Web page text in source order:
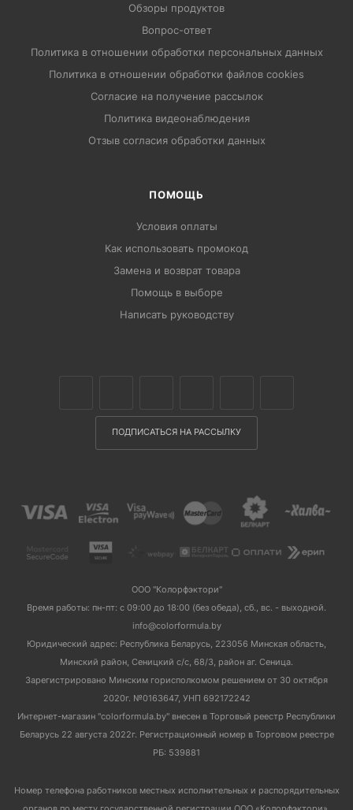
Обзоры продуктов
Вопрос-ответ
Политика в отношении обработки персональных данных
Политика в отношении обработки файлов cookies
Согласие на получение рассылок
Политика видеонаблюдения
Отзыв согласия обработки данных
ПОМОЩЬ
Условия оплаты
Как использовать промокод
Замена и возврат товара
Помощь в выборе
Написать руководству
ПОДПИСАТЬСЯ НА РАССЫЛКУ
ООО "Колорфэктори"
Время работы: пн-пт: с 09:00 до 18:00 (без обеда), сб., вс. - выходной.
info@colorformula.by
Юридический адрес: Республика Беларусь, 223056 Минская область,
Минский район, Сеницкий с/с, 68/3, район аг. Сеница.
Зарегистрировано Минским горисполкомом решением от 30 октября
2020г. №0163647, УНП 692172242
Интернет-магазин "colorformula.by" внесен в Торговый реестр Республики
Беларусь 22 августа 2022г. Регистрационный номер в Торговом реестре
РБ: 539881
Номер телефона работников местных исполнительных и распорядительных